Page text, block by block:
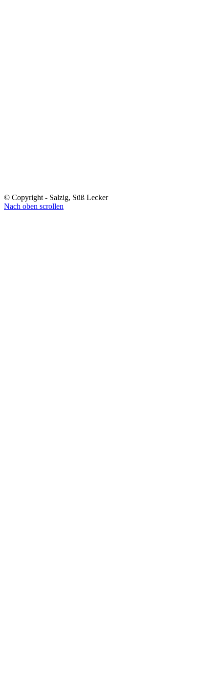
© Copyright - Salzig, Süß Lecker
Nach oben scrollen